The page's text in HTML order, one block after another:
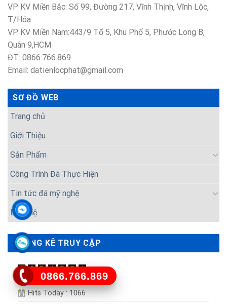
0866.766.869
VP KV Miền Bắc: Số 99, Đường 217, Vĩnh Thịnh, Vĩnh Lộc,
T/Hóa
VP KV Miền Nam:443/9 Tổ 5, Khu Phố 5, Phước Long B,
Quân 9,HCM
ĐT: 0866.766.869
Email: datienlocphat@gmail.com
SƠ ĐỒ WEB
Trang chủ
Giới Thiệu
Sản Phẩm
Công Trình Đã Thực Hiện
Tin tức đá mỹ nghệ
Liên Hệ
THỐNG KÊ TRUY CẬP
Hits Today : 1066